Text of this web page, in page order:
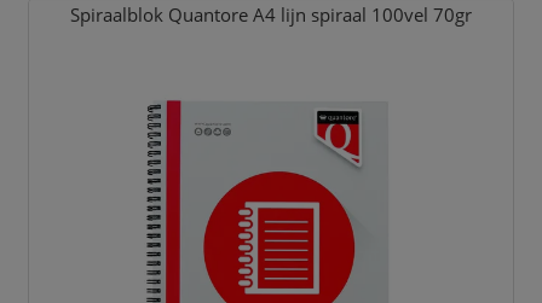
Spiraalblok Quantore A4 lijn spiraal 100vel 70gr